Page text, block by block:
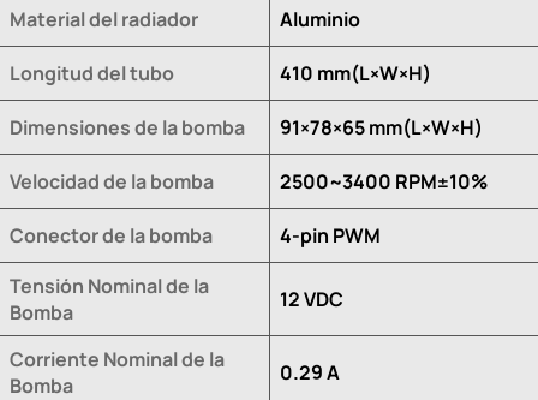
Material del radiador Aluminio
Longitud del tubo 410 mm(L×W×H)
Dimensiones de la bomba 91×78×65 mm(L×W×H)
Velocidad de la bomba 2500~3400 RPM±10%
Conector de la bomba
4-pin PWM
Tensión Nominal de la
Bomba
12 VDC
Corriente Nominal de la
Bomba
0.29 A